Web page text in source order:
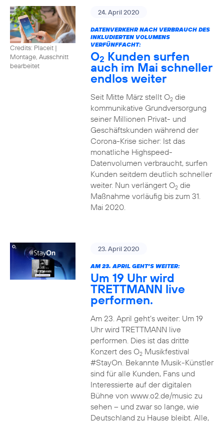
Credits: Placeit |
Montage, Ausschnitt
bearbeitet
24. April 2020
DATENVERKEHR NACH VERBRAUCH DES
INKLUDIERTEN VOLUMENS
VERFÜNFFACHT:
O2 Kunden surfen
auch im Mai schneller
endlos weiter
Seit Mitte März stellt O2die
kommunikative Grundversorgung
seiner Millionen Privat- und
Geschäftskunden während der
Corona-Krise sicher: Ist das
monatliche Highspeed-
Datenvolumen verbraucht, surfen
Kunden seitdem deutlich schneller
weiter. Nun verlängert O2die
Maßnahme vorläufig bis zum 31.
Mai 2020.
23. April 2020
AM 23. APRIL GEHT’S WEITER:
Um 19 Uhr wird
TRETTMANN live
performen.
Am 23. April geht’s weiter: Um 19
Uhr wird TRETTMANN live
performen. Dies ist das dritte
Konzert des O2Musikfestival
#StayOn. Bekannte Musik-Künstler
sind für alle Kunden, Fans und
Interessierte auf der digitalen
Bühne von www.o2.de/music zu
sehen – und zwar so lange, wie
Deutschland zu Hause bleibt. Alle,